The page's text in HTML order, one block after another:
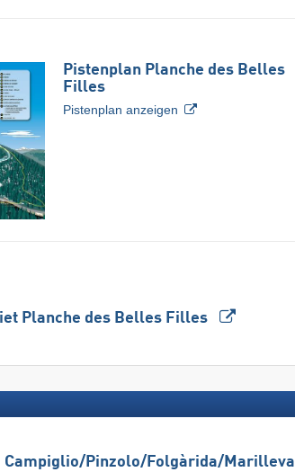
Pistenplan Planche des Belles
Filles
Pistenplan anzeigen
Planche des Belles Filles
Campiglio/​Pinzolo/​Folgàrida/​Marilleva